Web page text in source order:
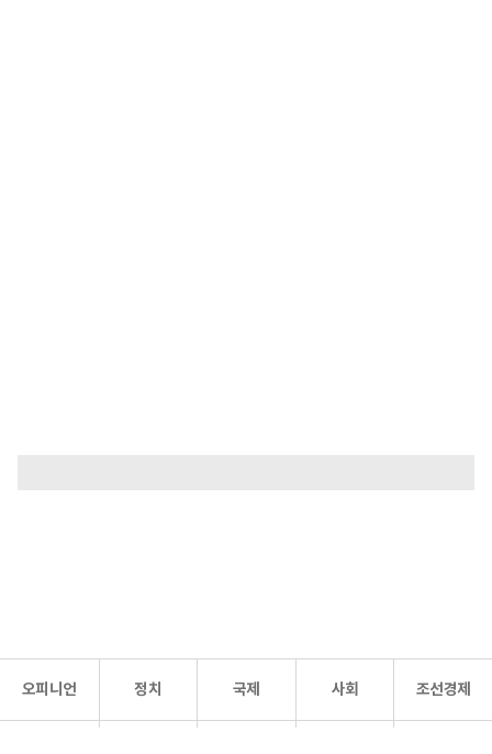
오피니언 정치 국제 사회 조선경제